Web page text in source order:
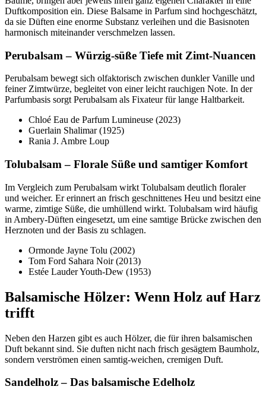
Duftkomposition ein. Diese Balsame in Parfum sind hochgeschätzt,
da sie Düften eine enorme Substanz verleihen und die Basisnoten
harmonisch miteinander verschmelzen lassen.
Perubalsam – Würzig-süße Tiefe mit Zimt-Nuancen
Perubalsam bewegt sich olfaktorisch zwischen dunkler Vanille und
feiner Zimtwürze, begleitet von einer leicht rauchigen Note. In der
Parfumbasis sorgt Perubalsam als Fixateur für lange Haltbarkeit.
Chloé Eau de Parfum Lumineuse (2023)
Guerlain Shalimar (1925)
Rania J. Ambre Loup
Tolubalsam – Florale Süße und samtiger Komfort
Im Vergleich zum Perubalsam wirkt Tolubalsam deutlich floraler
und weicher. Er erinnert an frisch geschnittenes Heu und besitzt eine
warme, zimtige Süße, die umhüllend wirkt. Tolubalsam wird häufig
in Ambery-Düften eingesetzt, um eine samtige Brücke zwischen den
Herznoten und der Basis zu schlagen.
Ormonde Jayne Tolu (2002)
Tom Ford Sahara Noir (2013)
Estée Lauder Youth-Dew (1953)
Balsamische Hölzer: Wenn Holz auf Harz
trifft
Neben den Harzen gibt es auch Hölzer, die für ihren balsamischen
Duft bekannt sind. Sie duften nicht nach frisch gesägtem Baumholz,
sondern verströmen einen samtig-weichen, cremigen Duft.
Sandelholz – Das balsamische Edelholz